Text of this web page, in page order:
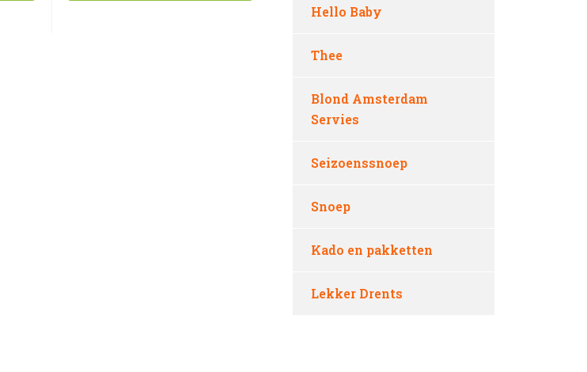
Hello Baby
Thee
Blond Amsterdam
Servies
Seizoenssnoep
Snoep
Kado en pakketten
Lekker Drents